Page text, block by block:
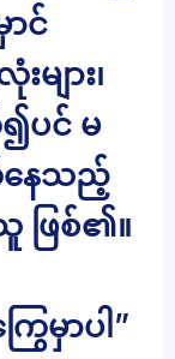
ာင်
ျား၊
ပင် မ
နေသည့်
ဖြစ်၏။
မှာပါ”